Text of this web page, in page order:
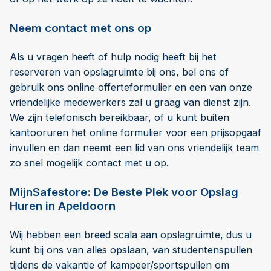
Neem contact met ons op
Als u vragen heeft of hulp nodig heeft bij het
reserveren van opslagruimte bij ons, bel ons of
gebruik ons online offerteformulier en een van onze
vriendelijke medewerkers zal u graag van dienst zijn.
We zijn telefonisch bereikbaar, of u kunt buiten
kantooruren het online formulier voor een prijsopgaaf
invullen en dan neemt een lid van ons vriendelijk team
zo snel mogelijk contact met u op.
MijnSafestore: De Beste Plek voor Opslag
Huren in Apeldoorn
Wij hebben een breed scala aan opslagruimte, dus u
kunt bij ons van alles opslaan, van studentenspullen
tijdens de vakantie of kampeer/sportspullen om